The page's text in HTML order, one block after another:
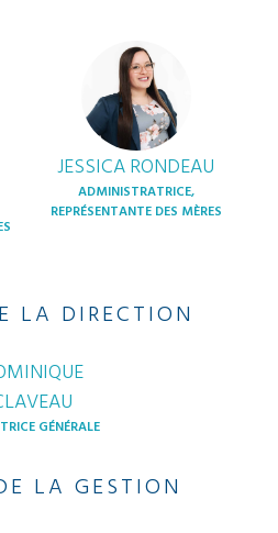
JESSICA RONDEAU
ADMINISTRATRICE,
REPRÉSENTANTE DES MÈRES
LA DIRECTION
GÉNÉRALE
LA GESTION